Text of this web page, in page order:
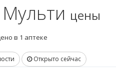
цены
в 1 аптеке
Открыто сейчас